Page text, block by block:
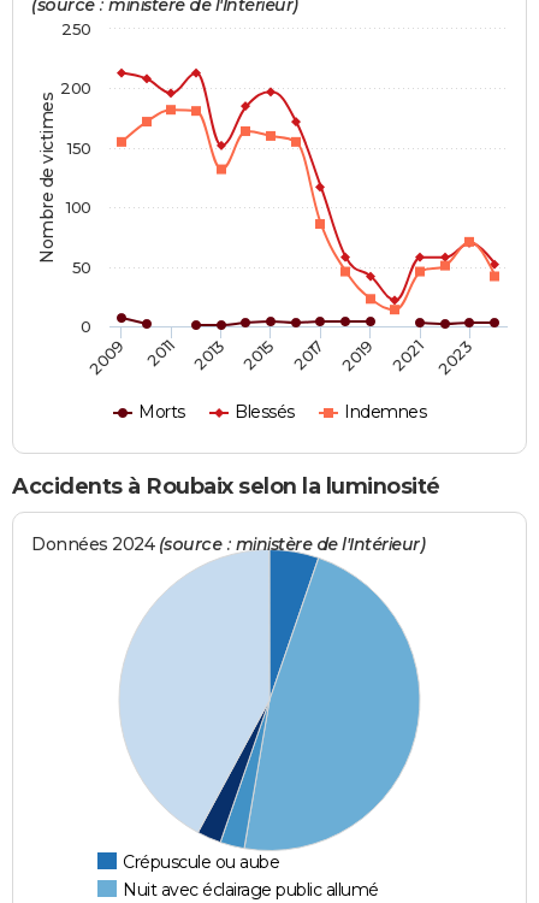
Nombre de victimes
(source : ministère de l'Intérieur)
Morts Blessés Indemnes
2009 2011 2013 2015 2017 2019 2021 2023
0
50
100
150
200
250
Accidents à Roubaix selon la luminosité
Données 2024 (source : ministère de l'Intérieur)
Crépuscule ou aube
Nuit avec éclairage public allumé